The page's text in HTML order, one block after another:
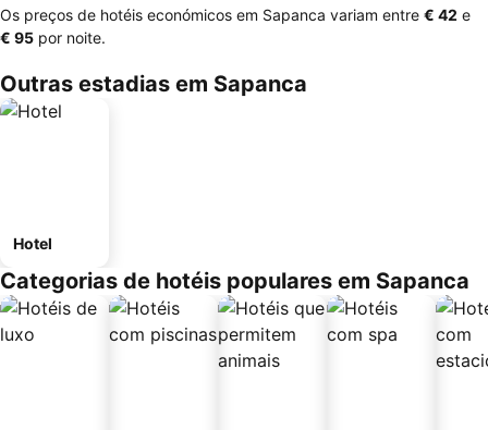
Os preços de hotéis económicos em Sapanca variam entre ‎€ 42 e
‎€ 95 por noite.
Outras estadias em Sapanca
Hotel
Categorias de hotéis populares em Sapanca